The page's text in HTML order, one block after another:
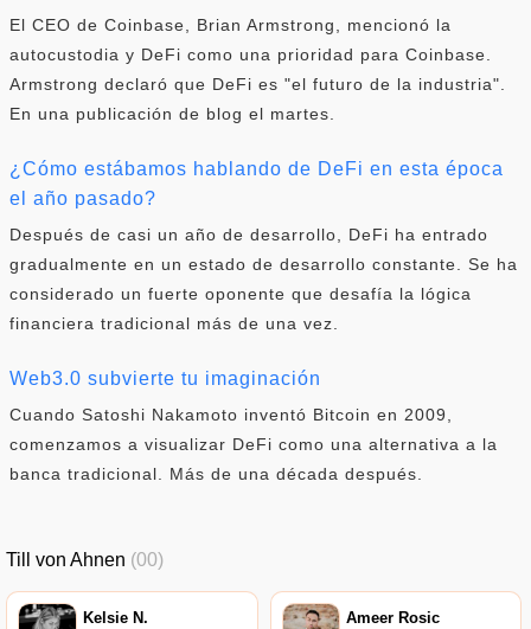
El CEO de Coinbase, Brian Armstrong, mencionó la
autocustodia y DeFi como una prioridad para Coinbase.
Armstrong declaró que DeFi es "el futuro de la industria".
En una publicación de blog el martes.
¿Cómo estábamos hablando de DeFi en esta época
el año pasado?
Después de casi un año de desarrollo, DeFi ha entrado
gradualmente en un estado de desarrollo constante. Se ha
considerado un fuerte oponente que desafía la lógica
financiera tradicional más de una vez.
Web3.0 subvierte tu imaginación
Cuando Satoshi Nakamoto inventó Bitcoin en 2009,
comenzamos a visualizar DeFi como una alternativa a la
banca tradicional. Más de una década después.
Till von Ahnen (00)
Kelsie N. Ameer Rosic